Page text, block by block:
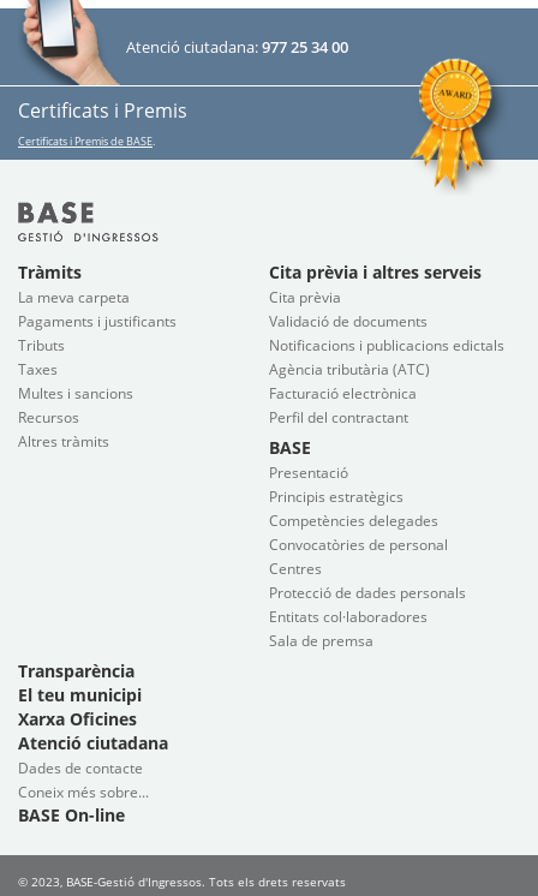
Atenció ciutadana:977 25 34 00
Certificats i Premis
Certificats i Premis de BASE
Tràmits
La meva carpeta
Pagaments i justificants
Tributs
Taxes
Multes i sancions
Recursos
Altres tràmits
Cita prèvia i altres serveis
Cita prèvia
Validació de documents
Notificacions i publicacions edictals
Agència tributària (ATC)
Facturació electrònica
Perfil del contractant
BASE
Presentació
Principis estratègics
Competències delegades
Convocatòries de personal
Centres
Protecció de dades personals
Entitats col·laboradores
Sala de premsa
Transparència
El teu municipi
Xarxa Oficines
Atenció ciutadana
Dades de contacte
Coneix més sobre...
BASE On-line
© 2023, BASE-Gestió d'Ingressos. Tots els drets reservats